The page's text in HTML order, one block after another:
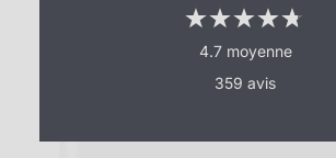
4.7 moyenne
359 avis